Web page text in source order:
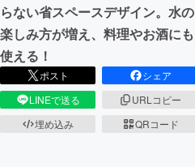
らない省スペースデザイン。水の
楽しみ方が増え、料理やお酒にも
使える！
ポスト
シェア
LINEで送る
URLコピー
埋め込み
QRコード